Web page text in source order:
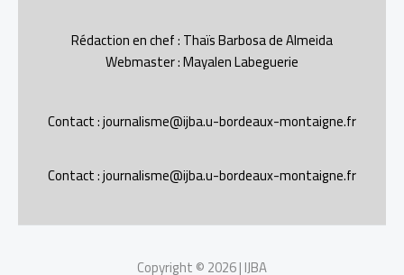
Rédaction en chef : Thaïs Barbosa de Almeida
Webmaster : Mayalen Labeguerie
Contact : journalisme@ijba.u-bordeaux-montaigne.fr
Contact : journalisme@ijba.u-bordeaux-montaigne.fr
Copyright © 2026 | IJBA